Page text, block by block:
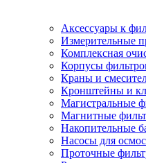
Аксессуары к
Измерительные
Комплексная
Корпусы
Краны и
Кронштейны и
Магистральные
Магнитные
Накопительные
Насосы для
Проточные